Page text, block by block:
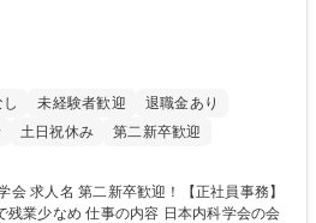
未経験者歓迎
退職金あり
土日祝休み 第二新卒歓迎
事務】
容 日本内科学会の会